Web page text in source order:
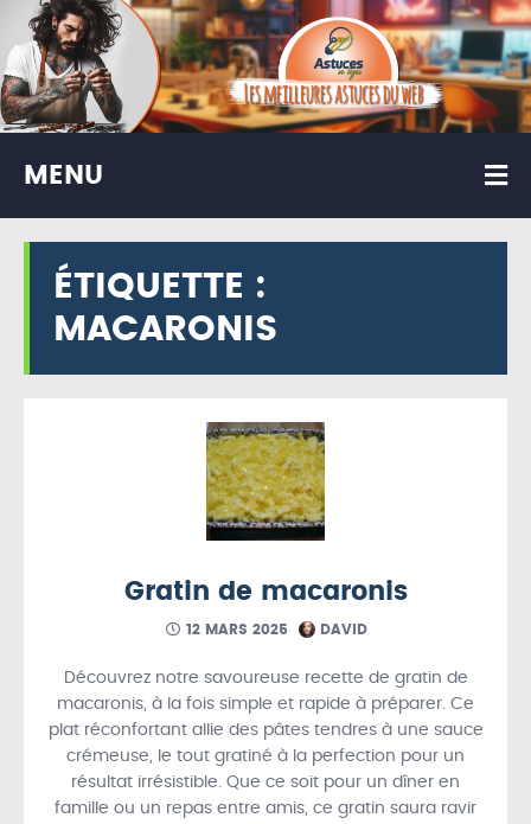
MENU
ÉTIQUETTE :
MACARONIS
Gratin de macaronis
12 MARS 2025 DAVID
Découvrez notre savoureuse recette de gratin de
macaronis, à la fois simple et rapide à préparer. Ce
plat réconfortant allie des pâtes tendres à une sauce
crémeuse, le tout gratiné à la perfection pour un
résultat irrésistible. Que ce soit pour un dîner en
famille ou un repas entre amis, ce gratin saura ravir